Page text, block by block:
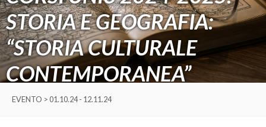
STORIA E GEOGRAFIA:
“STORIA CULTURALE
CONTEMPORANEA”
EVENTO > 01.10.24 - 12.11.24